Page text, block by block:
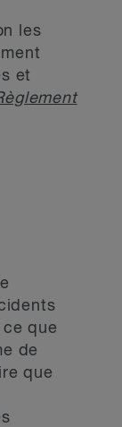
les
et
que
de
que